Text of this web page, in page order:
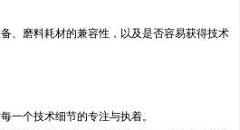
、磨料耗材的兼容性，以及是否容易获得技术
一个技术细节的专注与执着。